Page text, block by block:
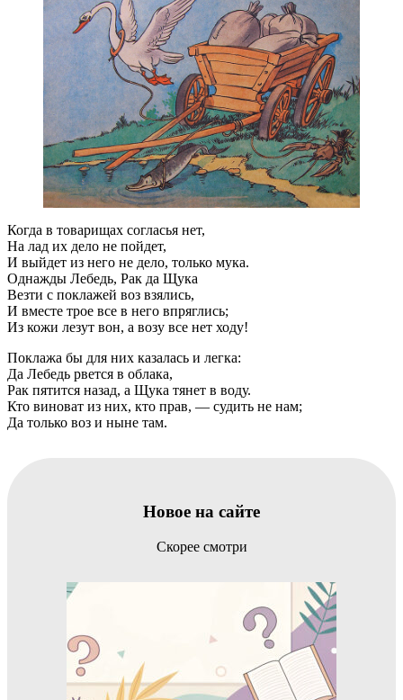
Когда в товарищах согласья нет,
На лад их дело не пойдет,
И выйдет из него не дело, только мука.
Однажды Лебедь, Рак да Щука
Везти с поклажей воз взялись,
И вместе трое все в него впряглись;
Из кожи лезут вон, а возу все нет ходу!
Поклажа бы для них казалась и легка:
Да Лебедь рвется в облака,
Рак пятится назад, а Щука тянет в воду.
Кто виноват из них, кто прав, — судить не нам;
Да только воз и ныне там.
Новое на сайте
Скорее смотри